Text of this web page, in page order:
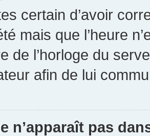
certain d’avoir
mais que l’heure
de l’horloge du
afin de lui
n’apparaît pas